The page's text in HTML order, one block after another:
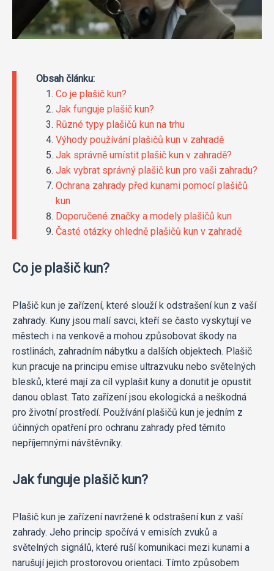
Obsah článku:
Co je plašič kun?
Jak funguje plašič kun?
Různé typy plašičů kun na trhu
Výhody používání plašičů kun v zahradě
Jak správně umístit plašič kun v zahradě?
Jak vybrat správný plašič kun pro vaši zahradu?
Ochrana zahrady před kunami pomocí plašičů
kun
Doporučené značky a modely plašičů kun
Časté otázky ohledně plašičů kun v zahradě
Co je plašič kun?
Plašič kun je zařízení, které slouží k odstrašení kun z vaší
zahrady. Kuny jsou malí savci, kteří se často vyskytují ve
městech i na venkově a mohou způsobovat škody na
rostlinách, zahradním nábytku a dalších objektech. Plašič
kun pracuje na principu emise ultrazvuku nebo světelných
blesků, které mají za cíl vyplašit kuny a donutit je opustit
danou oblast. Tato zařízení jsou ekologická a neškodná
pro životní prostředí. Používání plašičů kun je jedním z
účinných opatření pro ochranu zahrady před těmito
nepříjemnými návštěvníky.
Jak funguje plašič kun?
Plašič kun je zařízení navržené k odstrašení kun z vaší
zahrady. Jeho princip spočívá v emisích zvuků a
světelných signálů, které ruší komunikaci mezi kunami a
narušují jejich prostorovou orientaci. Tímto způsobem